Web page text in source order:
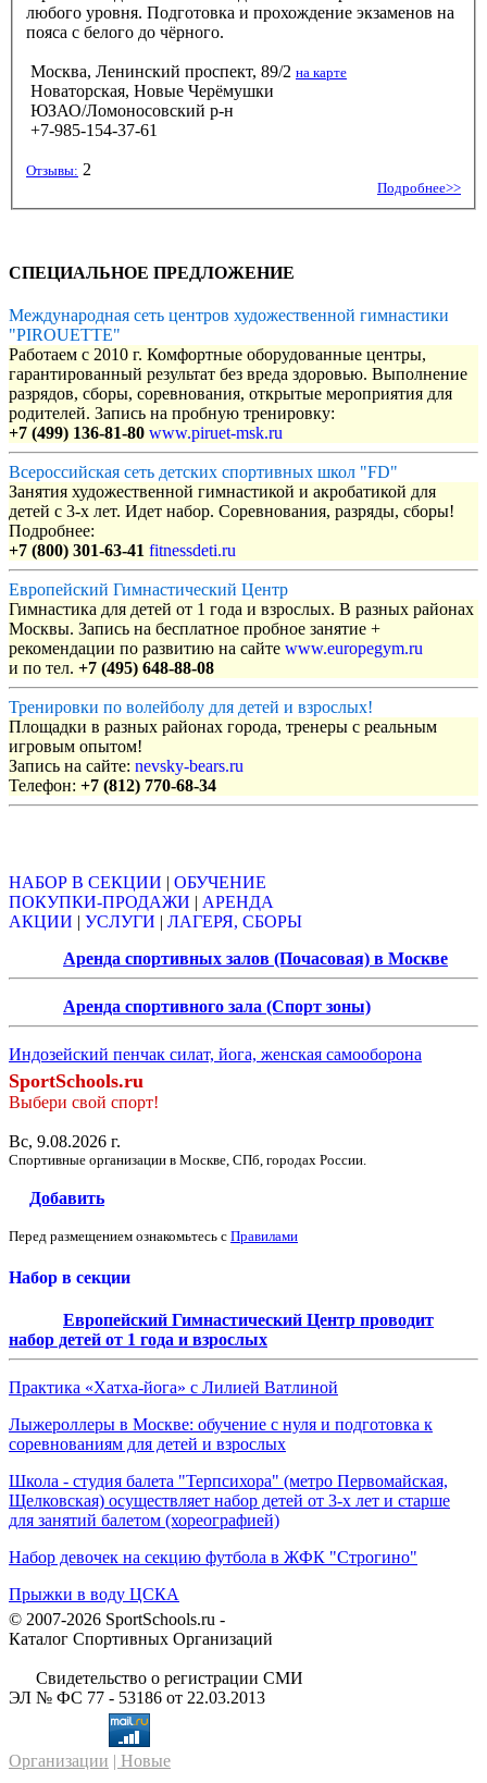
любого уровня. Подготовка и прохождение экзаменов на
пояса с белого до чёрного.
Москва, Ленинский проспект, 89/2 на карте
Новаторская, Новые Черёмушки
ЮЗАО/Ломоносовский р-н
+7-985-154-37-61
Отзывы: 2
Подробнее>>
СПЕЦИАЛЬНОЕ ПРЕДЛОЖЕНИЕ
Международная сеть центров художественной гимнастики
"PIROUETTE"
Работаем с 2010 г. Комфортные оборудованные центры,
гарантированный результат без вреда здоровью. Выполнение
разрядов, сборы, соревнования, открытые мероприятия для
родителей. Запись на пробную тренировку:
+7 (499) 136-81-80 www.piruet-msk.ru
Всероссийская сеть детских спортивных школ "FD"
Занятия художественной гимнастикой и акробатикой для
детей с 3-х лет. Идет набор. Соревнования, разряды, сборы!
Подробнее:
+7 (800) 301-63-41 fitnessdeti.ru
Европейский Гимнастический Центр
Гимнастика для детей от 1 года и взрослых. В разных районах
Москвы. Запись на бесплатное пробное занятие +
рекомендации по развитию на сайте www.europegym.ru
и по тел. +7 (495) 648-88-08
Тренировки по волейболу для детей и взрослых!
Площадки в разных районах города, тренеры с реальным
игровым опытом!
Запись на сайте: nevsky-bears.ru
Телефон: +7 (812) 770-68-34
НАБОР В СЕКЦИИ | ОБУЧЕНИЕ
ПОКУПКИ-ПРОДАЖИ | АРЕНДА
АКЦИИ | УСЛУГИ | ЛАГЕРЯ, СБОРЫ
Аренда спортивных залов (Почасовая) в Москве
Аренда спортивного зала (Спорт зоны)
Индозейский пенчак силат, йога, женская самооборона
SportSchools.ru
Выбери свой спорт!
Вс, 9.08.2026 г.
Спортивные организации в Москве, СПб, городах России.
Добавить
Перед размещением ознакомьтесь с Правилами
Набор в секции
Европейский Гимнастический Центр проводит
набор детей от 1 года и взрослых
Практика «Хатха-йога» с Лилией Ватлиной
Лыжероллеры в Москве: обучение с нуля и подготовка к
соревнованиям для детей и взрослых
Школа - студия балета "Терпсихора" (метро Первомайская,
Щелковская) осуществляет набор детей от 3-х лет и старше
для занятий балетом (хореографией)
Набор девочек на секцию футбола в ЖФК "Строгино"
Прыжки в воду ЦСКА
© 2007-2026 SportSchools.ru -
Каталог Спортивных Организаций
Свидетельство о регистрации СМИ
ЭЛ № ФС 77 - 53186 от 22.03.2013
Организации | Новые